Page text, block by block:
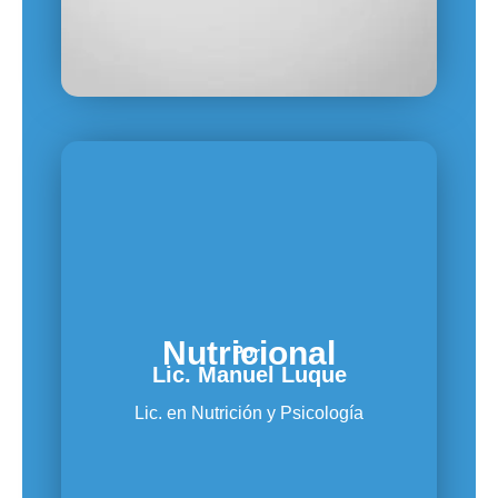
Nutricional
Por:
Lic. Manuel Luque
Lic. en Nutrición y Psicología